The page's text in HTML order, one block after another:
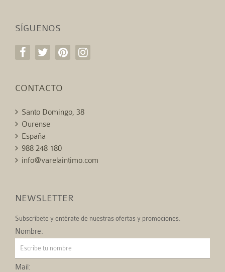
SÍGUENOS
CONTACTO
Santo Domingo, 38
Ourense
España
988 248 180
info@varelaintimo.com
NEWSLETTER
Subscríbete y entérate de nuestras ofertas y promociones.
Nombre:
Mail: